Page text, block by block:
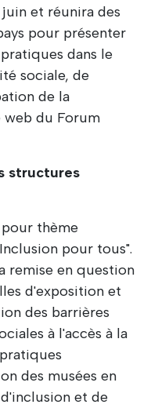
et réunira des
pour présenter
dans le
sociale, de
de la
web du Forum
structures
thème
pour tous".
remise en question
d'exposition et
des barrières
à l'accès à la
des musées en
et de